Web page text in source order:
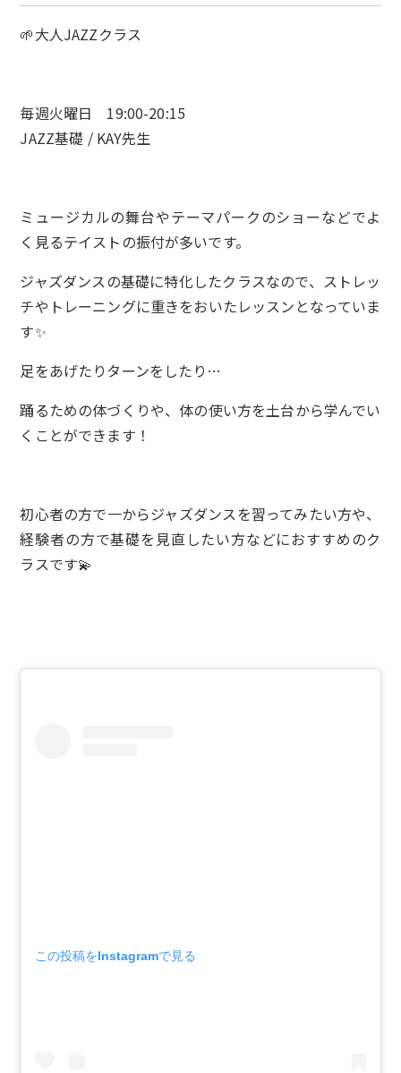
🌱大人JAZZクラス
毎週火曜日 19:00-20:15
JAZZ基礎 / KAY先生
ミュージカルの舞台やテーマパークのショーなどでよ
く見るテイストの振付が多いです。
ジャズダンスの基礎に特化したクラスなので、ストレッ
チやトレーニングに重きをおいたレッスンとなっていま
す✨
足をあげたりターンをしたり…
踊るための体づくりや、体の使い方を土台から学んでい
くことができます！
初心者の方で一からジャズダンスを習ってみたい方や、
経験者の方で基礎を見直したい方などにおすすめのク
ラスです💫
この投稿をInstagramで見る